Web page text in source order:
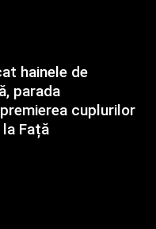
hainele de
parada
cuplurilor
Față